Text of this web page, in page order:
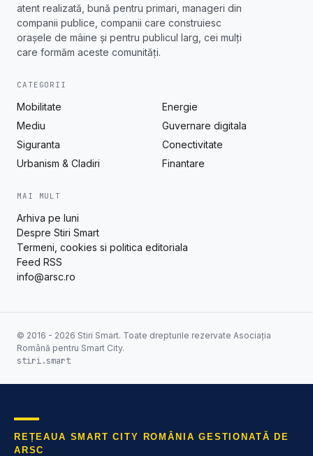
atent realizată, bună pentru primari, manageri din
companii publice, companii care construiesc
orașele de mâine și pentru publicul larg, cei mulți
care formăm aceste comunități.
CATEGORII
Mobilitate
Energie
Mediu
Guvernare digitala
Siguranta
Conectivitate
Urbanism & Cladiri
Finantare
MAI MULT
Arhiva pe luni
Despre Stiri Smart
Termeni, cookies si politica editoriala
Feed RSS
info@arsc.ro
© 2016 - 2026 Stiri Smart. Toate drepturile rezervate Asociația
Română pentru Smart City.
stiri.smart
REȚEAUA SMART CITY ROMÂNIA GESTIONATĂ DE
ARSC